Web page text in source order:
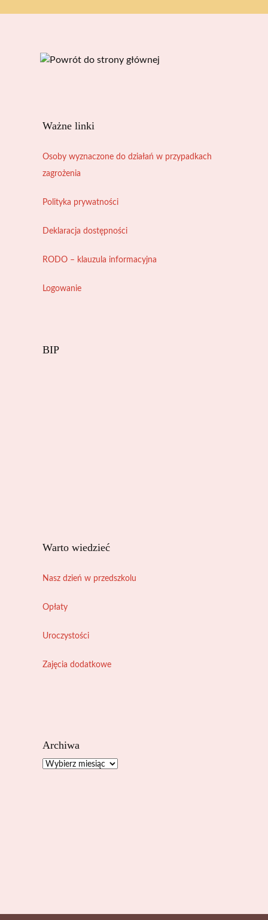
Ważne linki
Osoby wyznaczone do działań w przypadkach
zagrożenia
Polityka prywatności
Deklaracja dostępności
RODO – klauzula informacyjna
Logowanie
BIP
Warto wiedzieć
Nasz dzień w przedszkolu
Opłaty
Uroczystości
Zajęcia dodatkowe
Archiwa
Archiwa